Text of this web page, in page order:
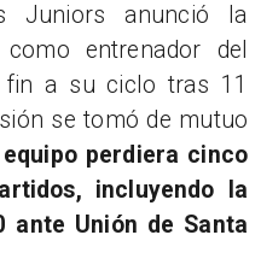
Juniors anunció la
entrenador del
fin a su ciclo tras 11
se tomó de mutuo
perdiera cinco
incluyendo la
Unión de Santa